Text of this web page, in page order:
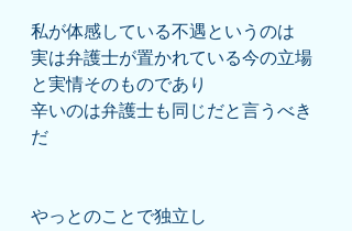
私が体感している不遇というのは
実は弁護士が置かれている今の立場
と実情そのものであり
辛いのは弁護士も同じだと言うべき
だ
やっとのことで独立し